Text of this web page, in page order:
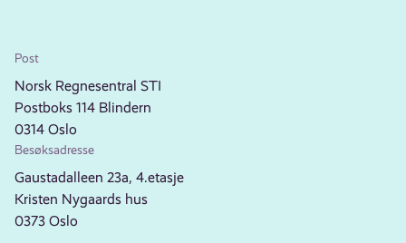
Post
Norsk Regnesentral STI
Postboks 114 Blindern
0314 Oslo
Besøksadresse
Gaustadalleen 23a, 4.etasje
Kristen Nygaards hus
0373 Oslo